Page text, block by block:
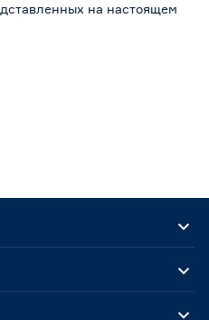
на настоящем